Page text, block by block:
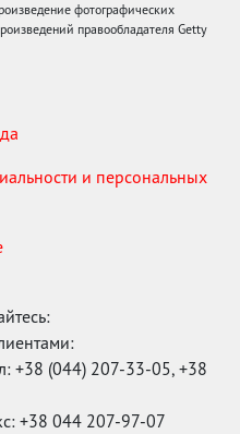
фотографических
правообладателя Getty
и персональных
+38 (044) 207-33-05, +38
+38 044 207-97-07